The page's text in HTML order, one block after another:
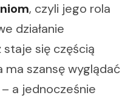
, czyli jego rola
działanie
staje się częścią
ma szansę wyglądać
a jednocześnie